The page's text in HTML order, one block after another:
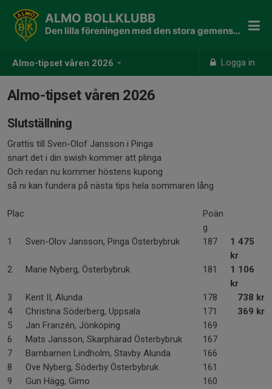
Almo-tipset våren 2026 Logga in
ALMO BOLLKLUBB
Den lilla föreningen med den stora gemenskapen
Almo-tipset våren 2026
Slutställning
Grattis till Sven-Olof Jansson i Pinga
snart det i din swish kommer att plinga
Och redan nu kommer höstens kupong
så ni kan fundera på nästa tips hela sommaren lång
Plac
.
Poän
g
1
Sven-Olov Jansson, Pinga Österbybruk 187
1 475
kr
2
Marie Nyberg, Österbybruk 181
1 106
kr
3
Kent II, Alunda 178
738 kr
4
Christina Söderberg, Uppsala 171
369 kr
5
Jan Franzén, Jönköping
169
6
Mats Jansson, Skarphärad Österbybruk
167
7
Barnbarnen Lindholm, Stavby Alunda
166
8
Ove Nyberg, Söderby Österbybruk
161
9
Gun Hägg, Gimo
160